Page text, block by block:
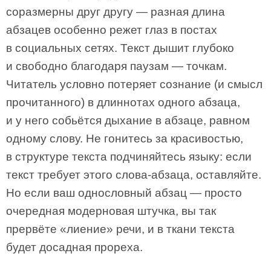
соразмерны друг другу — разная длина
абзацев особенно режет глаз в постах
в социальных сетях. Текст дышит глубоко
и свободно благодаря паузам — точкам.
Читатель условно потеряет сознание (и смысл
прочитанного) в длиннотах одного абзаца,
и у него собьётся дыхание в абзаце, равном
одному слову. Не гонитесь за красивостью,
в структуре текста подчиняйтесь языку: если
текст требует этого слова-абзаца, оставляйте.
Но если ваш однословный абзац — просто
очередная модерновая штучка, вы так
прервёте «лиение» речи, и в ткани текста
будет досадная прореха.